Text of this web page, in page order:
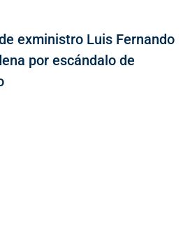
exministro Luis Fernando
por escándalo de